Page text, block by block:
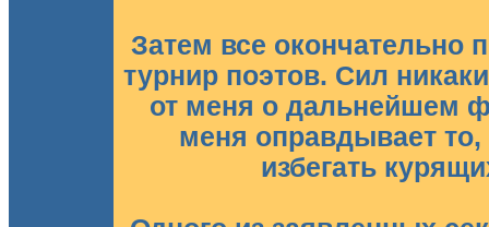
Затем все окончательно
турнир поэтов. Сил
от меня о дальнейшем
меня оправдывает
избегать